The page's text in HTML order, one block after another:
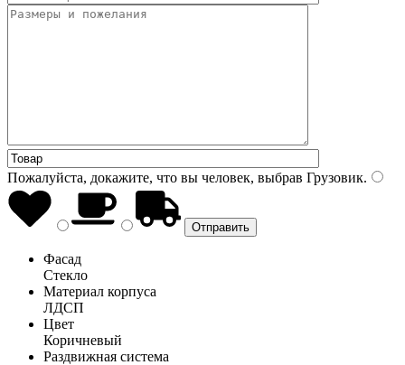
Пожалуйста, докажите, что вы человек, выбрав Грузовик.
Фасад
Стекло
Материал корпуса
ЛДСП
Цвет
Коричневый
Раздвижная система